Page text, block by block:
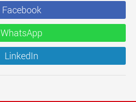
Facebook
WhatsApp
LinkedIn